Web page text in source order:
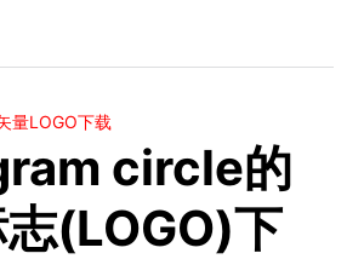
量LOGO下载
circle的
(LOGO)下